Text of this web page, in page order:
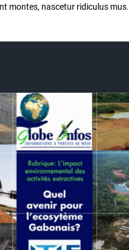
montes, nascetur ridiculus mus.